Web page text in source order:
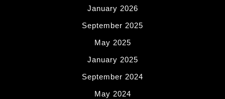
January 2026
September 2025
May 2025
January 2025
September 2024
May 2024